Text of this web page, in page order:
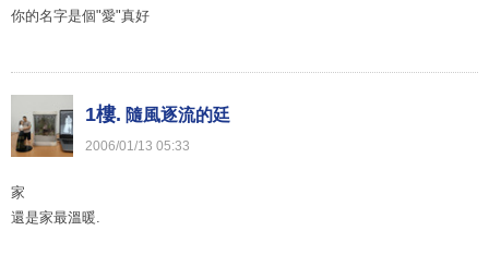
你的名字是個"愛"真好
1樓. 隨風逐流的廷
2006/01/13 05:33
家
還是家最溫暖.